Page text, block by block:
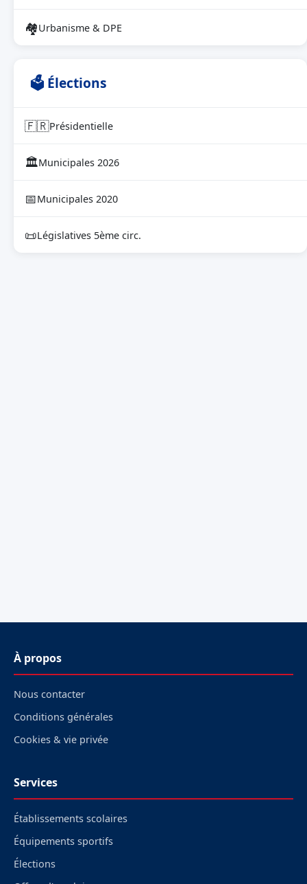
🏘Urbanisme & DPE
🗳 Élections
🇫🇷Présidentielle
🏛Municipales 2026
📅Municipales 2020
📜Législatives 5ème circ.
À propos
Nous contacter
Conditions générales
Cookies & vie privée
Services
Établissements scolaires
Équipements sportifs
Élections